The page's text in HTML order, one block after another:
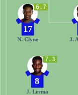
J.
6.7
17
N. Clyne
7.3
8
J. Lerma